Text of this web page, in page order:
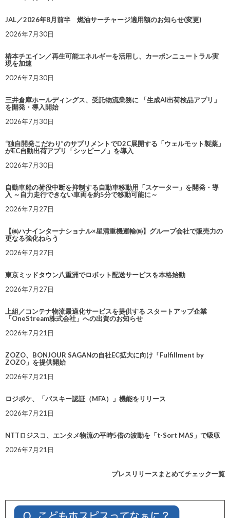
JAL／2026年8月前半 燃油サーチャージ適用額のお知らせ(変更)
2026年7月30日
椿本チエイン／再生可能エネルギーを活用し、カーボンニュートラル実
現を加速
2026年7月30日
三井倉庫ホールディングス、受託物流業務に 「生成AI出荷検品アプリ」
を開発・導入開始
2026年7月30日
“独自開発こだわり”のサプリメントでD2C展開する「ウェルモット製薬」
がEC自動出荷アプリ「シッピーノ」を導入
2026年7月30日
自動車船の荷役中断を抑制する自動車移動用「スケーター」を開発・導
入 ～自力走行できない車両を約5分で移動可能に～
2026年7月27日
【㈱ハナインターナショナル×星清重機運輸㈱】グループ会社で販売力の
更なる強化ねらう
2026年7月27日
東京ミッドタウン八重洲でロボット配送サービスを本格始動
2026年7月27日
上組／コンテナ物流最適化サービスを提供する スタートアップ企業
「OneStream株式会社」への出資のお知らせ
2026年7月21日
ZOZO、BONJOUR SAGANの自社EC拡大に向け「Fulfillment by
ZOZO」を提供開始
2026年7月21日
ロジポケ、「パスキー認証（MFA）」機能をリリース
2026年7月21日
NTTロジスコ、エンタメ物流の平時5倍の波動を「t-Sort MAS」で吸収
2026年7月21日
プレスリリースまとめてチェック一覧